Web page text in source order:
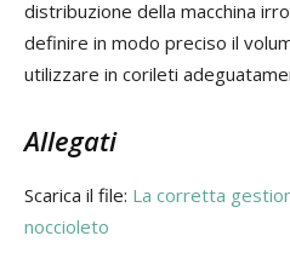
distribuzione della macchina
definire in modo preciso il
utilizzare in corileti
Allegati
Scarica il file: La corretta
noccioleto